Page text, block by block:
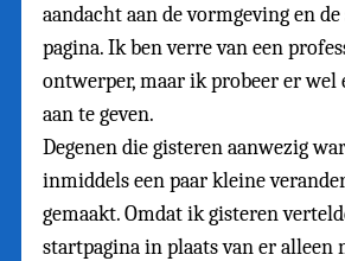
aandacht aan de vormgeving en
pagina. Ik ben verre van een
ontwerper, maar ik probeer er wel
aan te geven.
Degenen die gisteren aanwezig
inmiddels een paar kleine
gemaakt. Omdat ik gisteren
startpagina in plaats van er alleen